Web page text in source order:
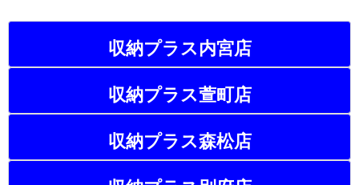
収納プラス内宮店
収納プラス萱町店
収納プラス森松店